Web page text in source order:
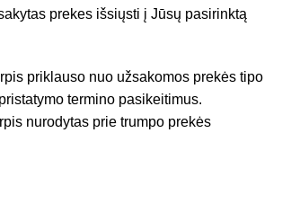
prekes išsiųsti į Jūsų pasirinktą
priklauso nuo užsakomos prekės tipo
termino pasikeitimus.
nurodytas prie trumpo prekės